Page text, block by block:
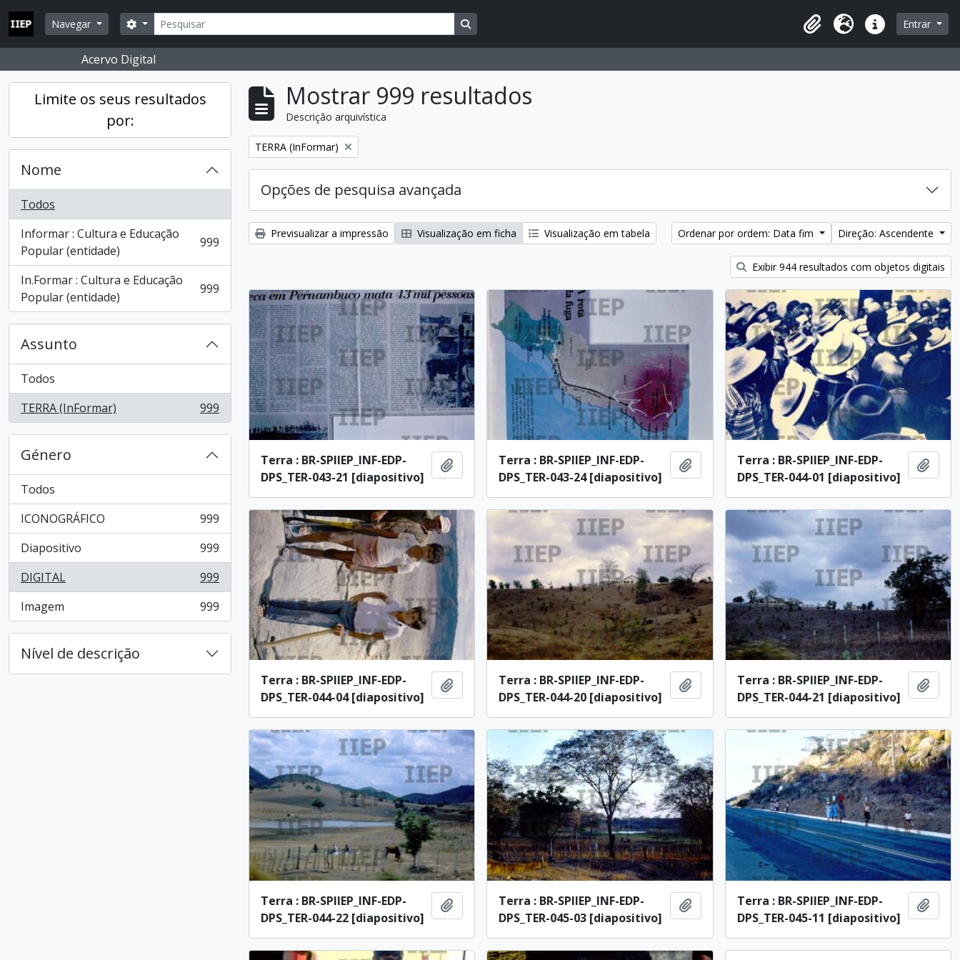
Skip to main content
Navegar
Pesquisar
Opções de busca Busque na página de navegação
Área de transferência
Idioma Ligações rápidas
Entrar
Acervo Digital
Limite os seus resultados
por:
Nome
Todos
Informar : Cultura e Educação
Popular (entidade)
, 999 resultados 999
In.Formar : Cultura e Educação
Popular (entidade)
, 999 resultados 999
Assunto
Todos
TERRA (InFormar)
, 999 resultados 999
Género
Todos
ICONOGRÁFICO
, 999 resultados
999
Diapositivo
, 999 resultados
999
DIGITAL
, 999 resultados
999
Imagem
, 999 resultados 999
Nível de descrição
Mostrar 999 resultados
Descrição arquivística
Remover filtro:
TERRA (InFormar)
Opções de pesquisa avançada
Previsualizar a impressão Visualização em ficha Visualização em tabela Ordenar por ordem: Data fim Direção: Ascendente
Exibir 944 resultados com objetos digitais
Terra : BR-SPIIEP_INF-EDP-
DPS_TER-043-21 [diapositivo]
Adicionar à área de transferência
Terra : BR-SPIIEP_INF-EDP-
DPS_TER-043-24 [diapositivo]
Adicionar à área de transferência
Terra : BR-SPIIEP_INF-EDP-
DPS_TER-044-01 [diapositivo]
Terra : BR-SPIIEP_INF-EDP-
DPS_TER-044-04 [diapositivo]
Adicionar à área de transferência
Terra : BR-SPIIEP_INF-EDP-
DPS_TER-044-20 [diapositivo]
Adicionar à área de transferência
Terra : BR-SPIIEP_INF-EDP-
DPS_TER-044-21 [diapositivo]
Terra : BR-SPIIEP_INF-EDP-
DPS_TER-044-22 [diapositivo]
Adicionar à área de transferência
Terra : BR-SPIIEP_INF-EDP-
DPS_TER-045-03 [diapositivo]
Adicionar à área de transferência
Terra : BR-SPIIEP_INF-EDP-
DPS_TER-045-11 [diapositivo]